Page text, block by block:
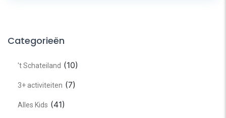
Categorieën
't Schateiland (10)
3+ activiteiten (7)
Alles Kids (41)